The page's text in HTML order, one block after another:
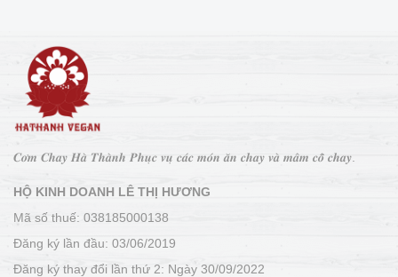
𝑪𝒐̛𝒎 𝑪𝒉𝒂𝒚 𝑯𝒂̀ 𝑻𝒉𝒂̀𝒏𝒉 𝑷𝒉𝒖̣𝒄 𝒗𝒖̣ 𝒄𝒂́𝒄 𝒎𝒐́𝒏 𝒂̆𝒏 𝒄𝒉𝒂𝒚 𝒗𝒂̀ 𝒎𝒂̂𝒎 𝒄𝒐̂̃ 𝒄𝒉𝒂𝒚.
HỘ KINH DOANH LÊ THỊ HƯƠNG
Mã số thuế: 038185000138
Đăng ký lần đầu: 03/06/2019
Đăng ký thay đổi lần thứ 2: Ngày 30/09/2022